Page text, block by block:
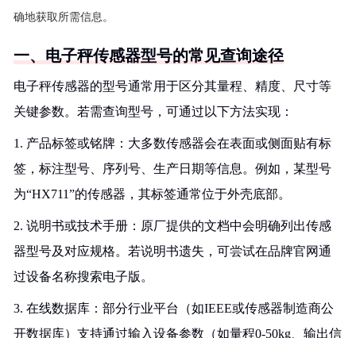
确地获取所需信息。
一、电子秤传感器型号的常见查询途径
电子秤传感器的型号通常用于区分其量程、精度、尺寸等
关键参数。若需查询型号，可通过以下方法实现：
1. 产品标签或铭牌：大多数传感器会在表面或侧面贴有标
签，标注型号、序列号、生产日期等信息。例如，某型号
为“HX711”的传感器，其标签通常位于外壳底部。
2. 说明书或技术手册：原厂提供的文档中会明确列出传感
器型号及对应规格。若说明书遗失，可尝试在品牌官网通
过设备名称搜索电子版。
3. 在线数据库：部分行业平台（如IEEE或传感器制造商公
开数据库）支持通过输入设备参数（如量程0-50kg、输出信